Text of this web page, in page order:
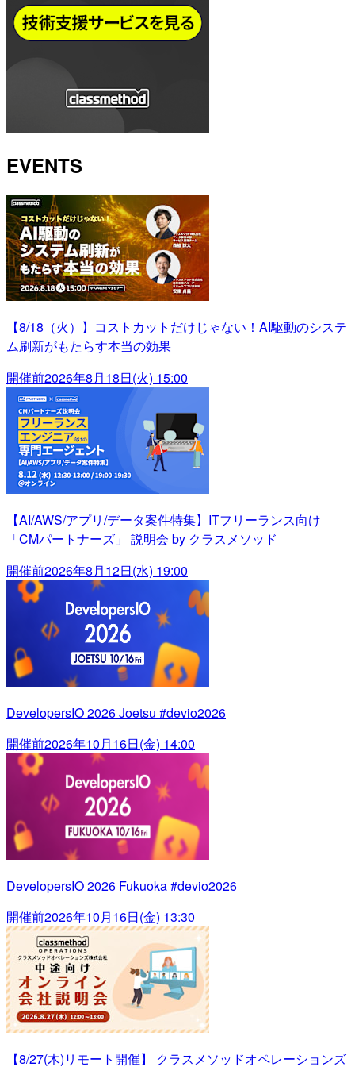
EVENTS
【8/18（火）】コストカットだけじゃない！AI駆動のシステ
ム刷新がもたらす本当の効果
開催前2026年8月18日(火) 15:00
【AI/AWS/アプリ/データ案件特集】ITフリーランス向け
「CMパートナーズ」 説明会 by クラスメソッド
開催前2026年8月12日(水) 19:00
DevelopersIO 2026 Joetsu #devio2026
開催前2026年10月16日(金) 14:00
DevelopersIO 2026 Fukuoka #devio2026
開催前2026年10月16日(金) 13:30
【8/27(木)リモート開催】 クラスメソッドオペレーションズ